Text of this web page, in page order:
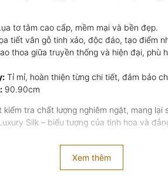
tơ tằm cao cấp, mềm mại và bền đẹp.
tiết vân gỗ tinh xảo, độc đáo, tạo điểm
thoa giữa truyền thống và hiện đại, phù
Tỉ mỉ, hoàn thiện từng chi tiết, đảm bảo
90.90cm
kiểm tra chất lượng nghiêm ngặt, mang lại
Silk – biểu tượng của tinh hoa và
Xem thêm